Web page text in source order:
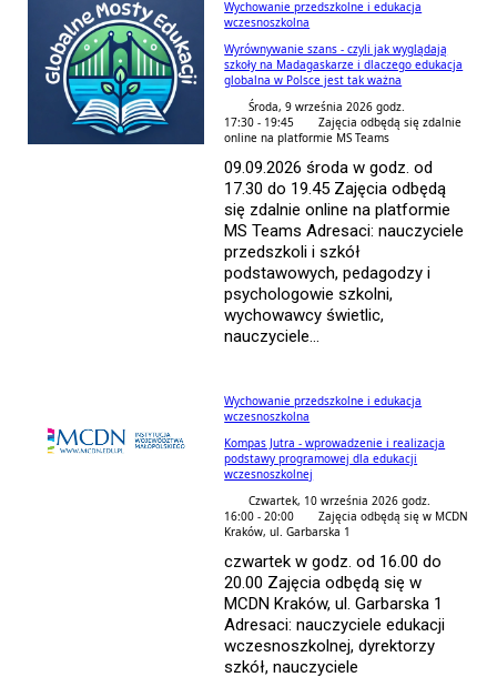
Wychowanie przedszkolne i edukacja
wczesnoszkolna
Wyrównywanie szans - czyli jak wyglądają
szkoły na Madagaskarze i dlaczego edukacja
globalna w Polsce jest tak ważna
Środa, 9 września 2026 godz.
17:30 - 19:45
Zajęcia odbędą się zdalnie
online na platformie MS Teams
09.09.2026 środa w godz. od
17.30 do 19.45 Zajęcia odbędą
się zdalnie online na platformie
MS Teams Adresaci: nauczyciele
przedszkoli i szkół
podstawowych, pedagodzy i
psychologowie szkolni,
wychowawcy świetlic,
nauczyciele...
Wychowanie przedszkolne i edukacja
wczesnoszkolna
Kompas Jutra - wprowadzenie i realizacja
podstawy programowej dla edukacji
wczesnoszkolnej
Czwartek, 10 września 2026 godz.
16:00 - 20:00
Zajęcia odbędą się w MCDN
Kraków, ul. Garbarska 1
czwartek w godz. od 16.00 do
20.00 Zajęcia odbędą się w
MCDN Kraków, ul. Garbarska 1
Adresaci: nauczyciele edukacji
wczesnoszkolnej, dyrektorzy
szkół, nauczyciele